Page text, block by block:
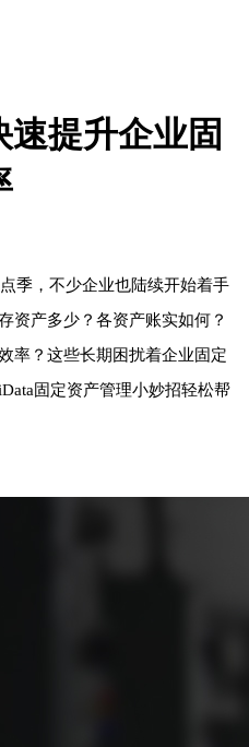
提升企业固
季，不少企业也陆续开始着手
资产多少？各资产账实如何？
率？这些长期困扰着企业固定
固定资产管理小妙招轻松帮